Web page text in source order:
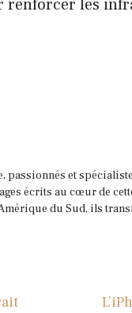
les
passionnés et
écrits au cœur de
du Sud, ils